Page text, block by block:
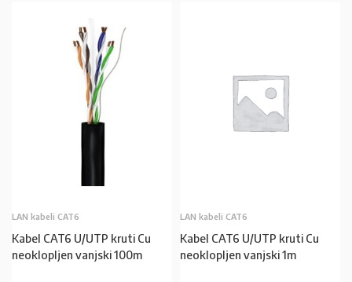
LAN kabeli CAT6
Kabel CAT6 U/UTP kruti Cu
neoklopljen vanjski 100m
LAN kabeli CAT6
Kabel CAT6 U/UTP kruti Cu
neoklopljen vanjski 1m